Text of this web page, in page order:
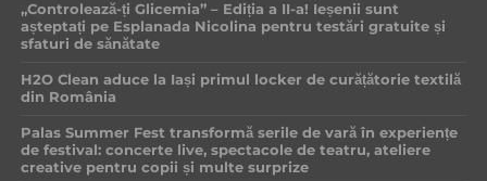
„Controlează-ți Glicemia” – Ediția a II-a! Ieșenii sunt
așteptați pe Esplanada Nicolina pentru testări gratuite și
sfaturi de sănătate
H2O Clean aduce la Iași primul locker de curățătorie textilă
din România
Palas Summer Fest transformă serile de vară în experiențe
de festival: concerte live, spectacole de teatru, ateliere
creative pentru copii și multe surprize